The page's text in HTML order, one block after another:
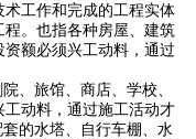
工作和完成的工程实体
。也指各种房屋、建筑
额必须兴工动料，通过
、旅馆、商店、学校、
工动料，通过施工活动才
的水塔、自行车棚、水